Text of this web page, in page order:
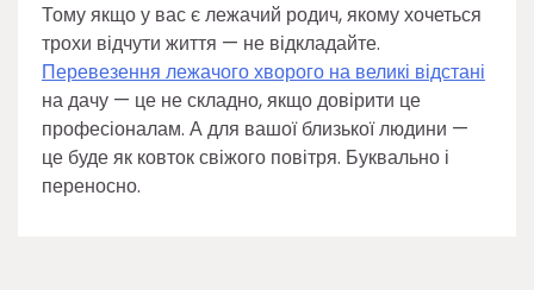
Тому якщо у вас є лежачий родич, якому хочеться
трохи відчути життя — не відкладайте.
Перевезення лежачого хворого на великі відстані
на дачу — це не складно, якщо довірити це
професіоналам. А для вашої близької людини —
це буде як ковток свіжого повітря. Буквально і
переносно.